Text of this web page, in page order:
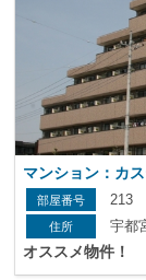
マンション：カ
213
宇都
オススメ物件！